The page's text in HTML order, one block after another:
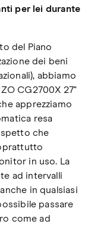
per lei durante
del Piano
dei beni
abbiamo
CG2700X 27"
apprezziamo
resa
che
in uso. La
ad intervalli
in qualsiasi
passare
come ad